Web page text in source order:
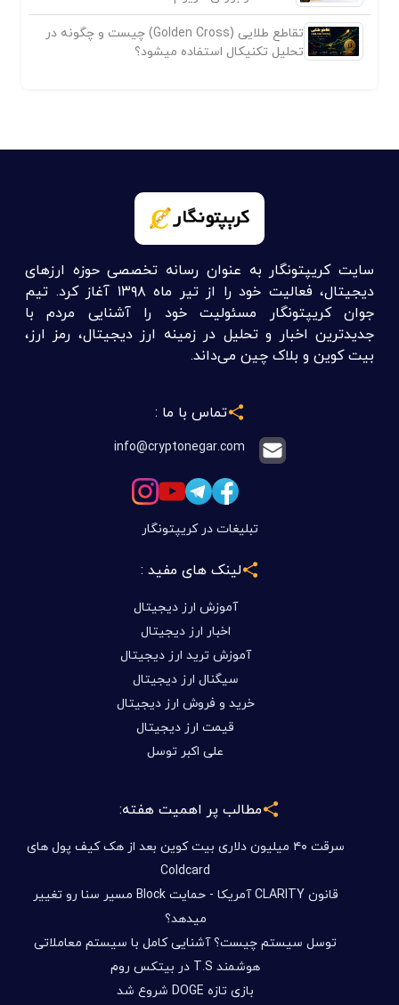
تقاطع طلایی (Golden Cross) چیست و چگونه در
تحلیل تکنیکال استفاده میشود؟
سایت کریپتونگار به عنوان رسانه تخصصی حوزه ارزهای
دیجیتال، فعالیت خود را از تیر ماه ۱۳۹۸ آغاز کرد. تیم
جوان کریپتونگار مسئولیت خود را آشنایی مردم با
جدیدترین اخبار و تحلیل در زمینه ارز دیجیتال، رمز ارز،
بیت کوین و بلاک چین می‌داند.
تماس با ما :
info@cryptonegar.com
تبلیغات در کریپتونگار
لینک های مفید :
آموزش ارز دیجیتال
اخبار ارز دیجیتال
آموزش ترید ارز دیجیتال
سیگنال ارز دیجیتال
خرید و فروش ارز دیجیتال
قیمت ارز دیجیتال
علی اکبر توسل
مطالب پر اهمیت هفته:
سرقت ۴۰ میلیون دلاری بیت کوین بعد از هک کیف پول های
Coldcard
قانون CLARITY آمریکا - حمایت Block مسیر سنا رو تغییر
میدهد؟
توسل سیستم چیست؟ آشنایی کامل با سیستم معاملاتی
هوشمند T.S در بیتکس روم
بازی تازه DOGE شروع شد